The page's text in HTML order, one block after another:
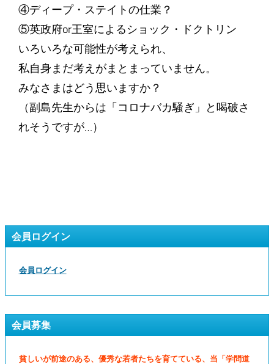
④ディープ・ステイトの仕業？
⑤英政府or王室によるショック・ドクトリン
いろいろな可能性が考えられ、
私自身まだ考えがまとまっていません。
みなさまはどう思いますか？
（副島先生からは「コロナバカ騒ぎ」と喝破さ
れそうですが…）
会員ログイン
会員ログイン
会員募集
貧しいが前途のある、優秀な若者たちを育てている、当「学問道